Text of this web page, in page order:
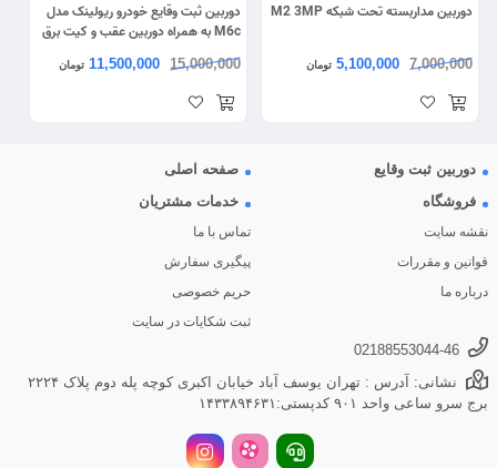
دوربین مداربسته تحت شبکه M2 3MP
7,000,000
5,100,000 تومان
دوربین ثبت وقایع خودرو ریولینک مدل
M6c به همراه دوربین عقب و کیت برق
مستقیم
15,000,000
11,500,000 تومان
دوربین ثبت وقایع
صفحه اصلی
فروشگاه
نقشه سایت
قوانین و مقررات
درباره ما
خدمات مشتریان
تماس با ما
پیگیری سفارش
حریم خصوصی
ثبت شکایات در سایت
02188553044-46
نشانی: آدرس : تهران یوسف آباد خیابان اکبری کوچه پله دوم پلاک ۲۲۲۴
برج سرو ساعی واحد ۹۰۱ کدپستی:۱۴۳۳۸۹۴۶۳۱